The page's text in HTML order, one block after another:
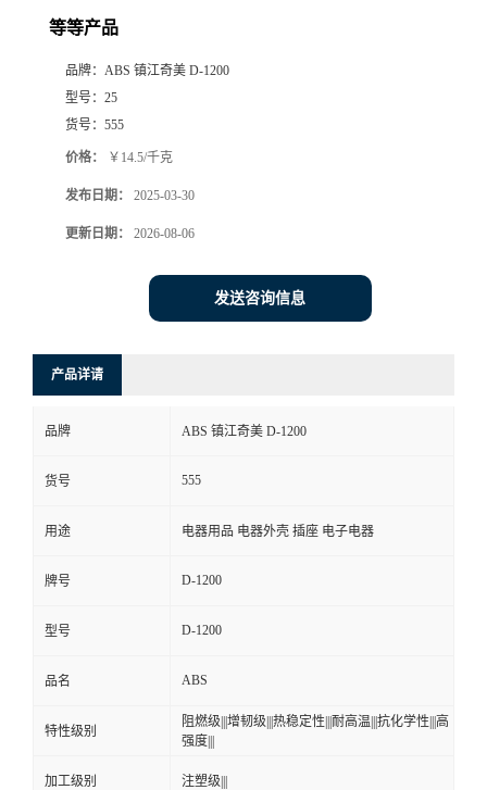
等等产品
品牌： ABS 镇江奇美 D-1200
型号： 25
货号： 555
价格： ￥14.5/千克
发布日期： 2025-03-30
更新日期： 2026-08-06
发送咨询信息
产品详请
品牌 ABS 镇江奇美 D-1200
货号 555
用途 电器用品 电器外壳 插座 电子电器
牌号 D-1200
型号 D-1200
品名 ABS
特性级别
阻燃级|||增韧级|||热稳定性|||耐高温|||抗化学性|||高
强度|||
加工级别 注塑级|||